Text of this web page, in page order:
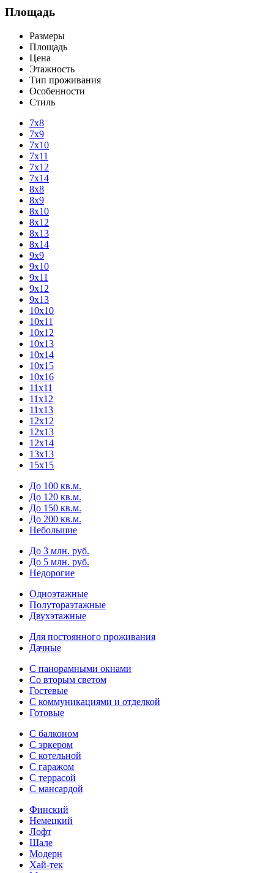
Площадь
Размеры
Площадь
Цена
Этажность
Тип проживания
Особенности
Стиль
7х8
7х9
7х10
7х11
7х12
7х14
8х8
8х9
8х10
8х12
8х13
8х14
9х9
9х10
9х11
9х12
9х13
10х10
10х11
10х12
10х13
10х14
10х15
10х16
11х11
11х12
11х13
12х12
12х13
12х14
13х13
15х15
До 100 кв.м.
До 120 кв.м.
До 150 кв.м.
До 200 кв.м.
Небольшие
До 3 млн. руб.
До 5 млн. руб.
Недорогие
Одноэтажные
Полутораэтажные
Двухэтажные
Для постоянного проживания
Дачные
С панорамными окнами
Со вторым светом
Гостевые
С коммуникациями и отделкой
Готовые
С балконом
С эркером
С котельной
С гаражом
С террасой
С мансардой
Финский
Немецкий
Лофт
Шале
Модерн
Хай-тек